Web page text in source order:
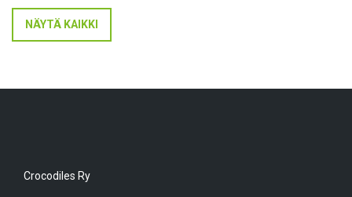
NÄYTÄ KAIKKI
Crocodiles Ry